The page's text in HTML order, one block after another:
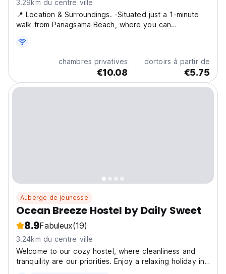
3.29km du centre ville
📍 Location & Surroundings. -Situated just a 1-minute
walk from Panagsama Beach, where you can
by vehicle from Moalboal town center and the main
bus station, and a similar distance to White Beach -
chambres privatives
€10.08
dortoirs à partir de
€5.75
Auberge de jeunesse
Ocean Breeze Hostel by Daily Sweet
8.9Fabuleux(19)
3.24km du centre ville
Welcome to our cozy hostel, where cleanliness and
tranquility are our priorities. Enjoy a relaxing holiday in